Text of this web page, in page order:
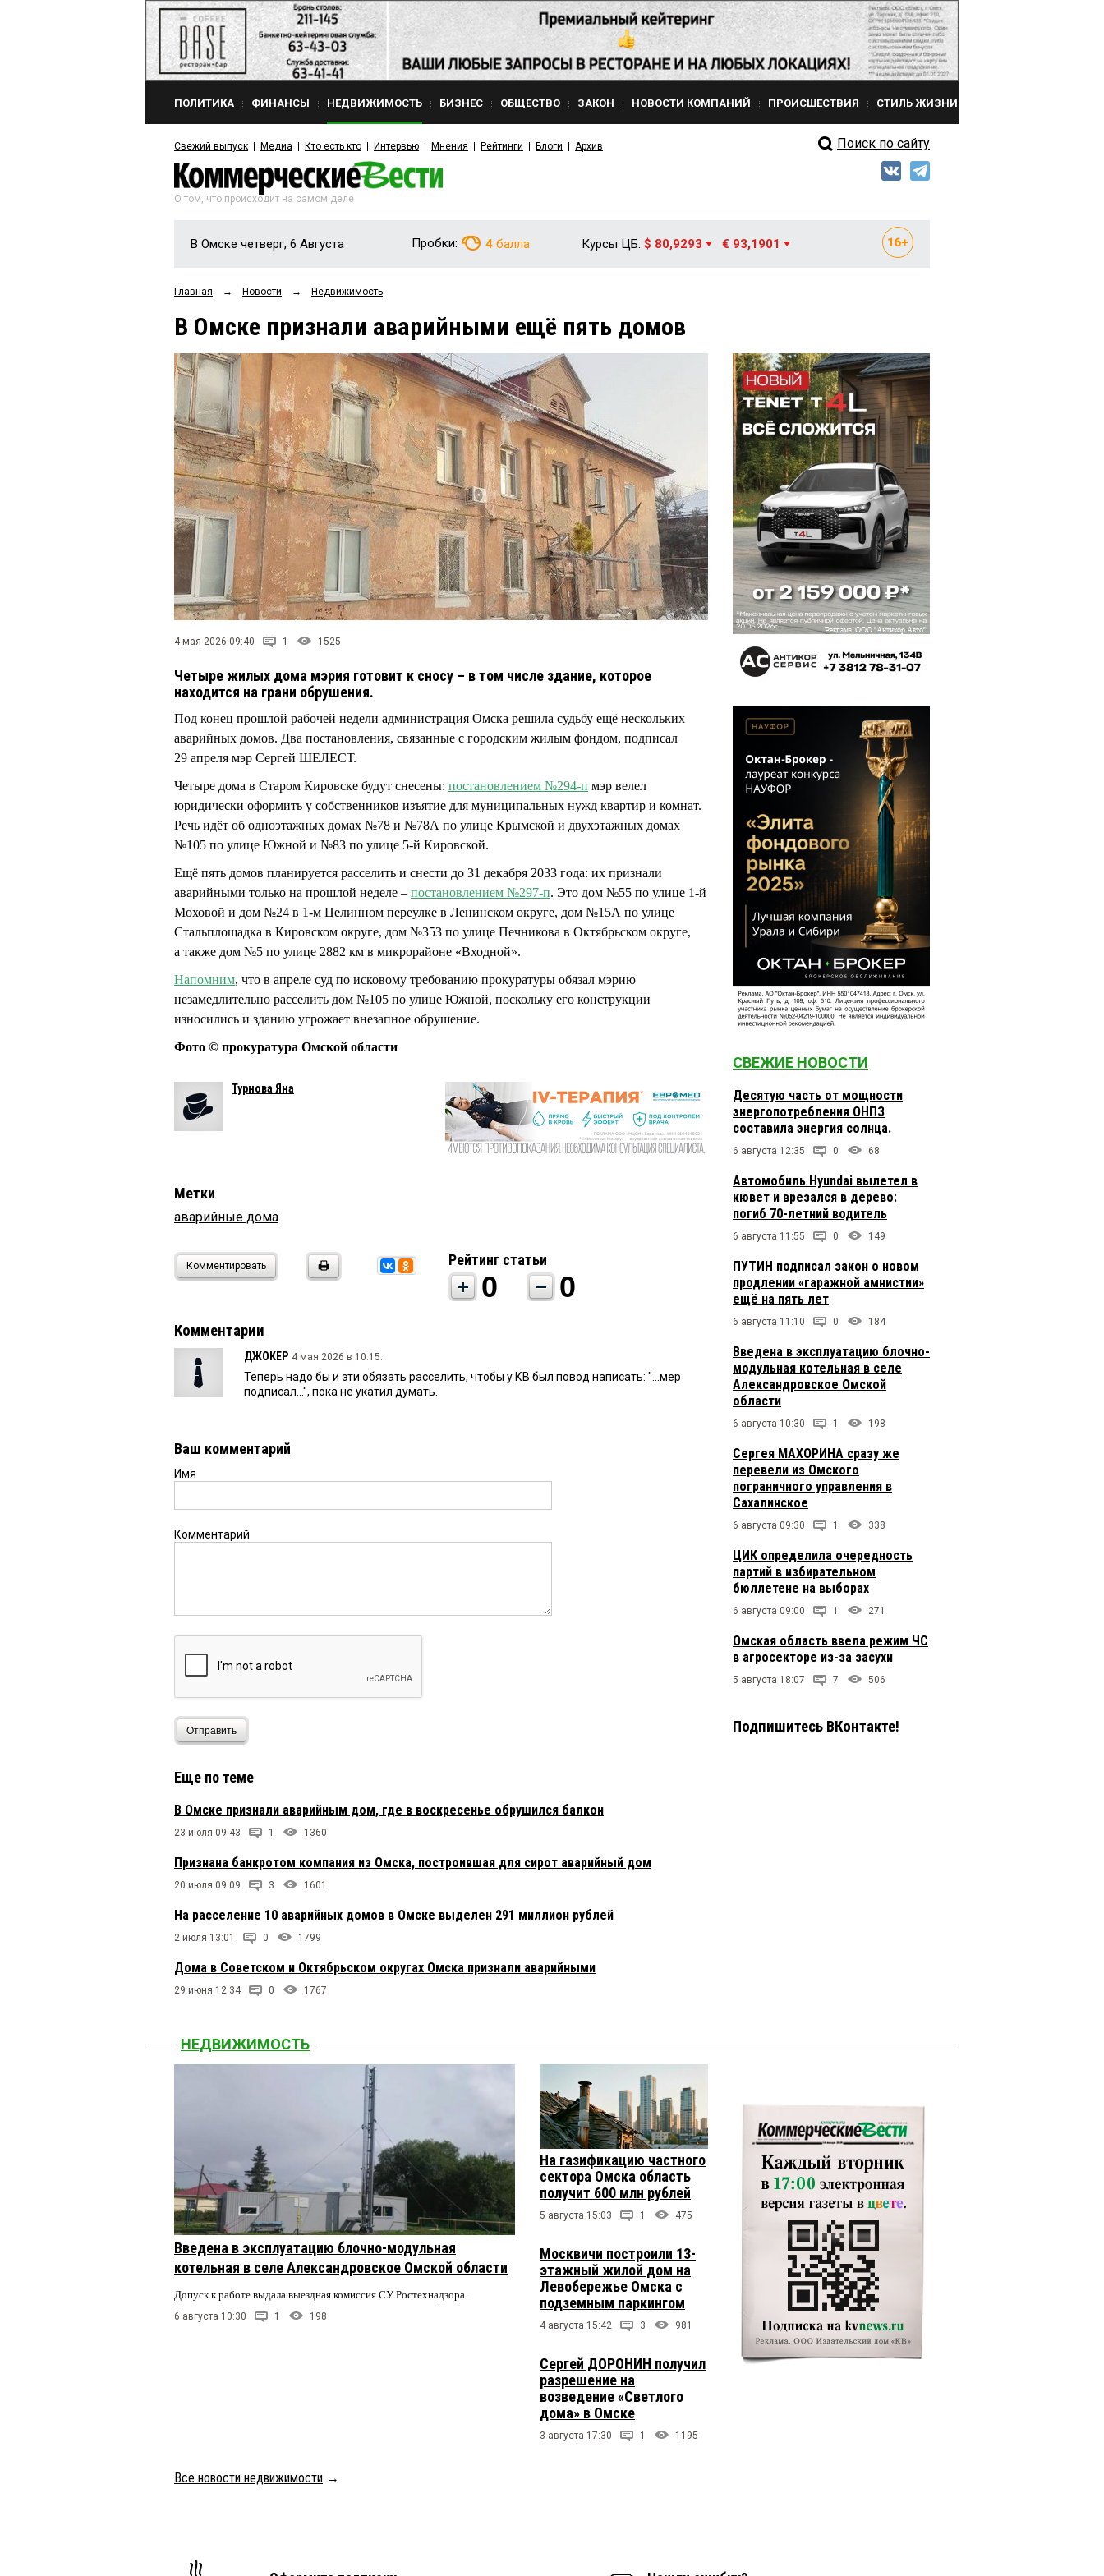
ПОЛИТИКА ФИНАНСЫ НЕДВИЖИМОСТЬ БИЗНЕС ОБЩЕСТВО ЗАКОН НОВОСТИ КОМПАНИЙ ПРОИСШЕСТВИЯ СТИЛЬ ЖИЗНИ
Свежий выпуск Медиа Кто есть кто Интервью Мнения Рейтинги Блоги Архив Поиск по сайту
О том, что происходит на самом деле
В Омске четверг, 6 Августа Пробки: 4 балла Курсы ЦБ: $ 80,9293 € 93,1901
Главная → Новости → Недвижимость
В Омске признали аварийными ещё пять домов
4 мая 2026 09:40 1 1525
Четыре жилых дома мэрия готовит к сносу – в том числе здание, которое
находится на грани обрушения.
Под конец прошлой рабочей недели администрация Омска решила судьбу ещё нескольких
аварийных домов. Два постановления, связанные с городским жилым фондом, подписал
29 апреля мэр Сергей ШЕЛЕСТ.
Четыре дома в Старом Кировске будут снесены: постановлением №294-п мэр велел
юридически оформить у собственников изъятие для муниципальных нужд квартир и комнат.
Речь идёт об одноэтажных домах №78 и №78А по улице Крымской и двухэтажных домах
№105 по улице Южной и №83 по улице 5-й Кировской.
Ещё пять домов планируется расселить и снести до 31 декабря 2033 года: их признали
аварийными только на прошлой неделе – постановлением №297-п. Это дом №55 по улице 1-й
Моховой и дом №24 в 1-м Целинном переулке в Ленинском округе, дом №15А по улице
Стальплощадка в Кировском округе, дом №353 по улице Печникова в Октябрьском округе,
а также дом №5 по улице 2882 км в микрорайоне «Входной».
Напомним, что в апреле суд по исковому требованию прокуратуры обязал мэрию
незамедлительно расселить дом №105 по улице Южной, поскольку его конструкции
износились и зданию угрожает внезапное обрушение.
Фото © прокуратура Омской области
Турнова Яна
Метки
аварийные дома
Комментировать Рейтинг статьи
0 0
Комментарии
ДЖОКЕР 4 мая 2026 в 10:15:
Теперь надо бы и эти обязать расселить, чтобы у КВ был повод написать: "...мер
подписал...", пока не укатил думать.
Ваш комментарий
Имя
Комментарий
Отправить
Еще по теме
В Омске признали аварийным дом, где в воскресенье обрушился балкон
23 июля 09:43 1 1360
Признана банкротом компания из Омска, построившая для сирот аварийный дом
20 июля 09:09 3 1601
На расселение 10 аварийных домов в Омске выделен 291 миллион рублей
2 июля 13:01 0 1799
Дома в Советском и Октябрьском округах Омска признали аварийными
29 июня 12:34 0 1767
СВЕЖИЕ НОВОСТИ
Десятую часть от мощности
энергопотребления ОНПЗ
составила энергия солнца.
6 августа 12:35 0 68
Автомобиль Hyundai вылетел в
кювет и врезался в дерево:
погиб 70-летний водитель
6 августа 11:55 0 149
ПУТИН подписал закон о новом
продлении «гаражной амнистии»
ещё на пять лет
6 августа 11:10 0 184
Введена в эксплуатацию блочно-
модульная котельная в селе
Александровское Омской
области
6 августа 10:30 1 198
Сергея МАХОРИНА сразу же
перевели из Омского
пограничного управления в
Сахалинское
6 августа 09:30 1 338
ЦИК определила очередность
партий в избирательном
бюллетене на выборах
6 августа 09:00 1 271
Омская область ввела режим ЧС
в агросекторе из-за засухи
5 августа 18:07 7 506
Подпишитесь ВКонтакте!
НЕДВИЖИМОСТЬ
Введена в эксплуатацию блочно-модульная
котельная в селе Александровское Омской области
Допуск к работе выдала выездная комиссия СУ Ростехнадзора.
6 августа 10:30 1 198
На газификацию частного
сектора Омска область
получит 600 млн рублей
5 августа 15:03 1 475
Москвичи построили 13-
этажный жилой дом на
Левобережье Омска с
подземным паркингом
4 августа 15:42 3 981
Сергей ДОРОНИН получил
разрешение на
возведение «Светлого
дома» в Омске
3 августа 17:30 1 1195
Все новости недвижимости →